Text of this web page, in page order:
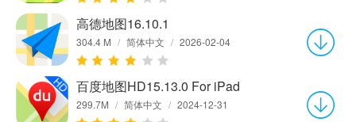
高德地图16.10.1
304.4 M / 简体中文 / 2026-02-04
百度地图HD15.13.0 For iPad
299.7M / 简体中文 / 2024-12-31